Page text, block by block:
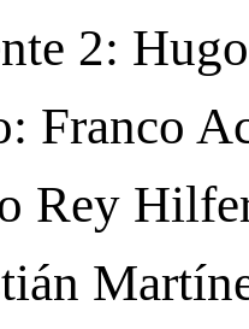
2:
Franco
Rey